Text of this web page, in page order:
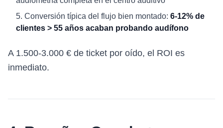
Conversión típica del flujo bien montado: 6-12% de
clientes > 55 años acaban probando audífono
A 1.500-3.000 € de ticket por oído, el ROI es
inmediato.